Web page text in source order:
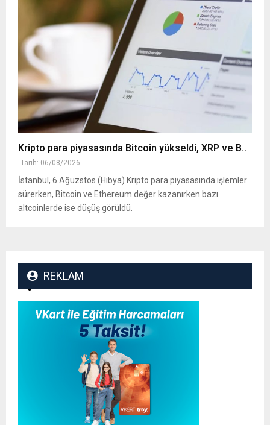
Kripto para piyasasında Bitcoin yükseldi, XRP ve B..
Tarih: 06/08/2026
İstanbul, 6 Ağuzstos (Hibya) Kripto para piyasasında işlemler
sürerken, Bitcoin ve Ethereum değer kazanırken bazı
altcoinlerde ise düşüş görüldü.
REKLAM